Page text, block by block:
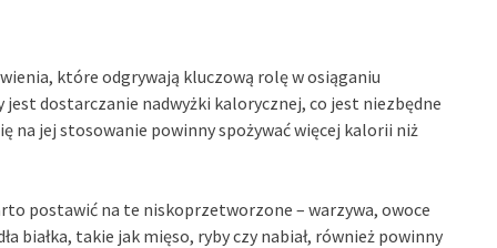
które odgrywają kluczową rolę w osiąganiu
jest dostarczanie nadwyżki kalorycznej, co jest niezbędne
na jej stosowanie powinny spożywać więcej kalorii niż
postawić na te niskoprzetworzone – warzywa, owoce
białka, takie jak mięso, ryby czy nabiał, również powinny